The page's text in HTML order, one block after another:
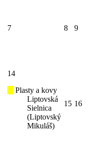
7 8 9
14
Plasty a kovy
Liptovská
Sielnica
(Liptovský
Mikuláš)
15 16